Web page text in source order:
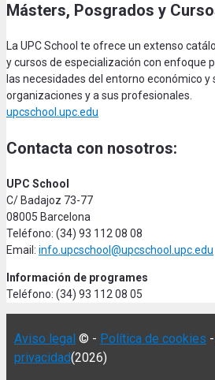
Másters, Posgrados y
La UPC School te ofrece un extenso
y cursos de especialización con enfoque
las necesidades del entorno económico y
organizaciones y a sus profesionales.
upcschool.upc.edu
Contacta con nosotros:
UPC School
C/ Badajoz 73-77
08005 Barcelona
Teléfono: (34) 93 112 08 08
Email: info.upcschool@upcschool.upc.edu
Información de programes
Teléfono: (34) 93 112 08 05
Aviso legal © - Política de cookies -
privacidad(2026)